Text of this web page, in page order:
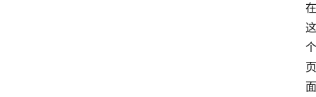
在
这
个
页
面